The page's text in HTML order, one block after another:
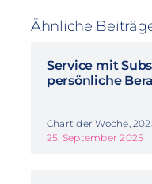
Ähnliche
Service mit
persönliche
Chart der Woche,
25. September 2025